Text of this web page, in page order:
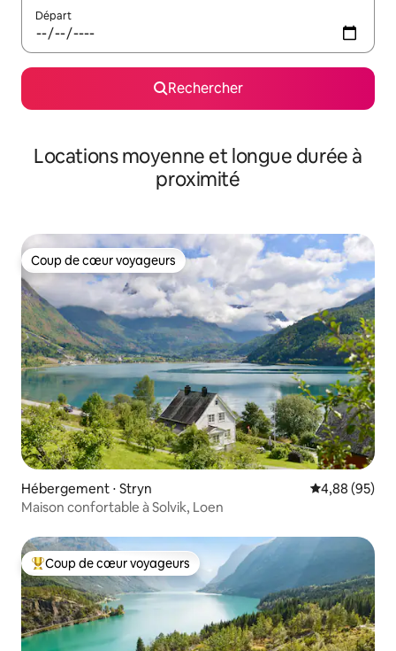
Départ
Rechercher
Locations moyenne et longue durée à
proximité
Coup de cœur voyageurs
Coup de cœur voyageurs
Hébergement ⋅ Stryn Évaluation
4,88 (95)
Maison confortable à Solvik, Loen
Coups de cœur voyageurs les plus appréciés
Coup de cœur voyageurs